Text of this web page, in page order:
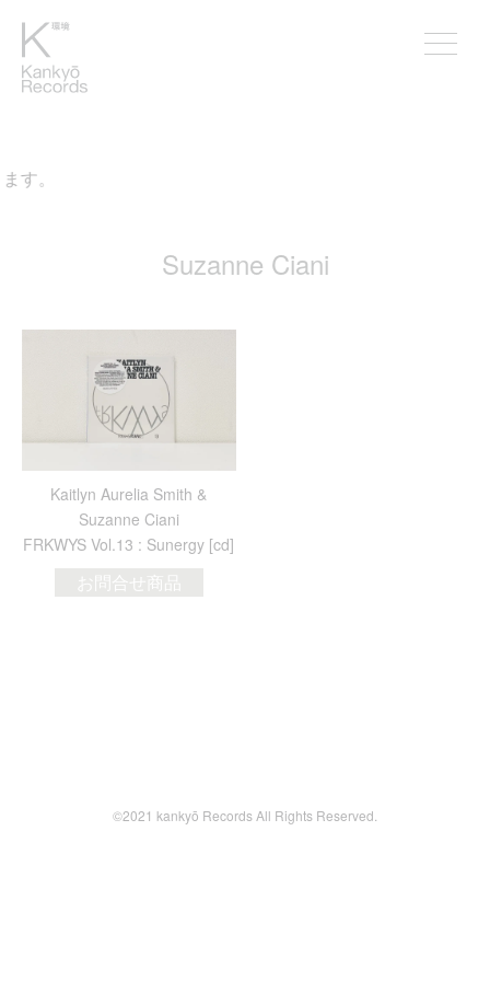
す。
Suzanne Ciani
Kaitlyn Aurelia Smith &
Suzanne Ciani
FRKWYS Vol.13 : Sunergy [cd]
お問合せ商品
©2021 kankyō Records All Rights Reserved.